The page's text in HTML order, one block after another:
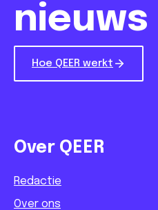
nieuws
Hoe QEER werkt
Over QEER
Redactie
Over ons